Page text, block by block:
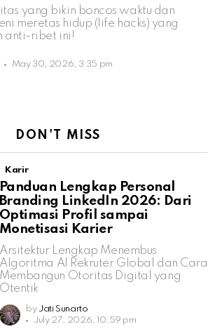
yang bikin boncos waktu dan
meretas hidup (life hacks) yang
anti-ribet ini!
May 30, 2026, 3:35 pm
DON'T MISS
Karir
Panduan Lengkap Personal
Branding LinkedIn 2026: Dari
Optimasi Profil sampai
Monetisasi Karier
Arsitektur Lengkap Menembus
Algoritma AI Rekruter Global dan Cara
Membangun Otoritas Digital yang
Otentik
by Jati Sunarto
July 27, 2026, 10:59 pm